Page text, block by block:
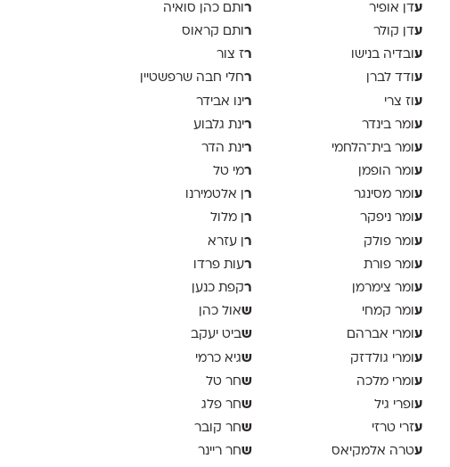
עדן אופיר
עדן קולר
ע ובדיה בנישו
ע ודד לברן
ע וז צרי
ע ומר בינדר
ע ומר בית־הלחמי
ע ומר הופמן
ע ומר מסינגר
ע ומר ניפקר
ע ומר פולק
ע ומר פורת
ע ומר צימרמן
ע ומר קמחי
ע ומרי אברהם
ע ומרי גולדזק
ע ומרי מלכה
ע ופרי גיל
עזרי טרזי
עטרה אלמקיאס
רותם כהן סואיה
רותם קראוס
רז צור
רחלי חבה שרפשטיין
רינו אבידר
רינת גלבוע
רינת הדר
רמי טל
רן אלטמירנו
רן מלול
רן עזרא
רעות פרדו
רקפת כנען
שאול כהן
שביט יעקב
שגיא כרמי
שחר טל
שחר פלג
שחר קובר
שחר ריינר